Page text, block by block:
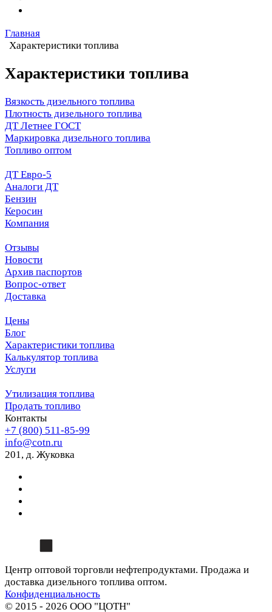
Главная
Характеристики топлива
Характеристики топлива
Вязкость дизельного топлива
Плотность дизельного топлива
ДТ Летнее ГОСТ
Маркировка дизельного топлива
Топливо оптом
ДТ Евро-5
Аналоги ДТ
Бензин
Керосин
Компания
Отзывы
Новости
Архив паспортов
Вопрос-ответ
Доставка
Цены
Блог
Характеристики топлива
Калькулятор топлива
Услуги
Утилизация топлива
Продать топливо
Контакты
+7 (800) 511-85-99
info@cotn.ru
201, д. Жуковка
Центр оптовой торговли нефтепродуктами. Продажа и
доставка дизельного топлива оптом.
Конфиденциальность
© 2015 - 2026 ООО "ЦОТН"